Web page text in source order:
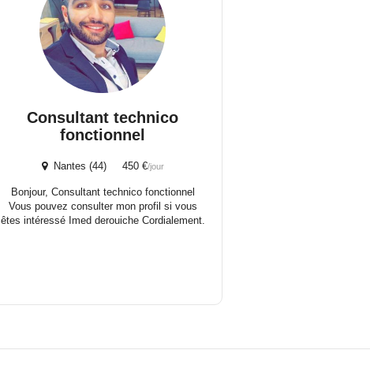
Consultant technico
fonctionnel
Nantes (44) 450 €/jour
Bonjour, Consultant technico fonctionnel
Vous pouvez consulter mon profil si vous
êtes intéressé Imed derouiche Cordialement.